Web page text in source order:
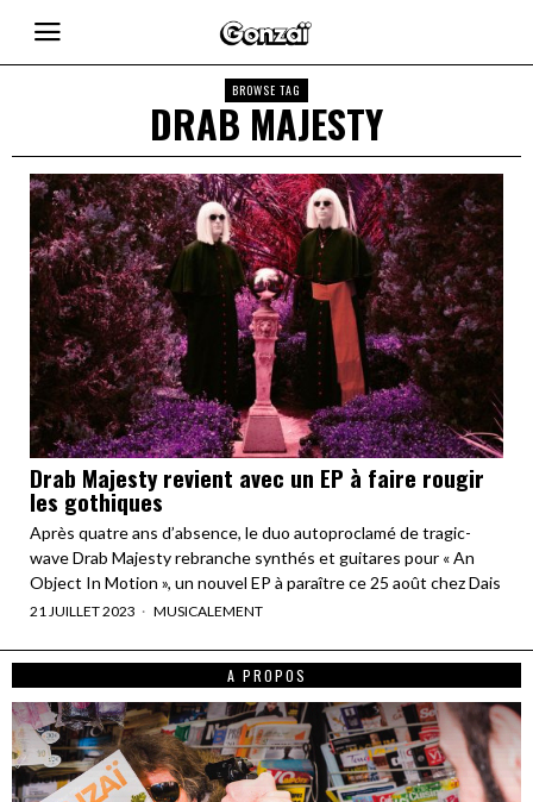
BROWSE TAG
DRAB MAJESTY
Drab Majesty revient avec un EP à faire rougir
les gothiques
Après quatre ans d’absence, le duo autoproclamé de tragic-
wave Drab Majesty rebranche synthés et guitares pour « An
Object In Motion », un nouvel EP à paraître ce 25 août chez Dais
21 JUILLET 2023 MUSICALEMENT
A PROPOS